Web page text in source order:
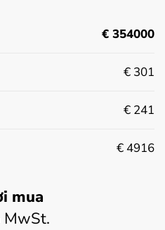
€ 354000
€ 301
€ 241
€ 4916
mua
MwSt.